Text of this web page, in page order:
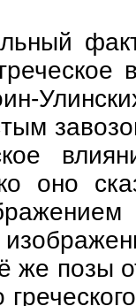
оно
же позы